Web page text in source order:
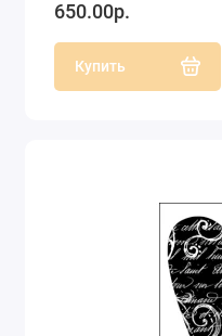
650.00р.
Купить